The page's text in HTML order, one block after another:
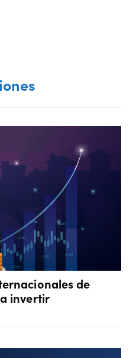
de
invertir